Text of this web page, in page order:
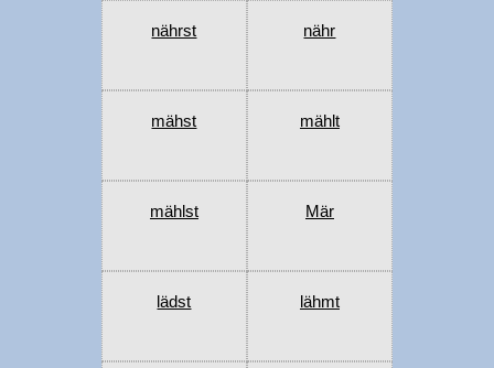
nährst nähr
mähst mählt
mählst Mär
lädst lähmt